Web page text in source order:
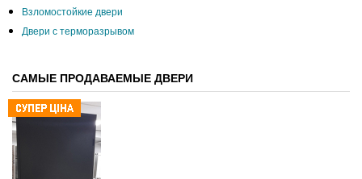
Взломостойкие двери
Двери с терморазрывом
САМЫЕ ПРОДАВАЕМЫЕ ДВЕРИ